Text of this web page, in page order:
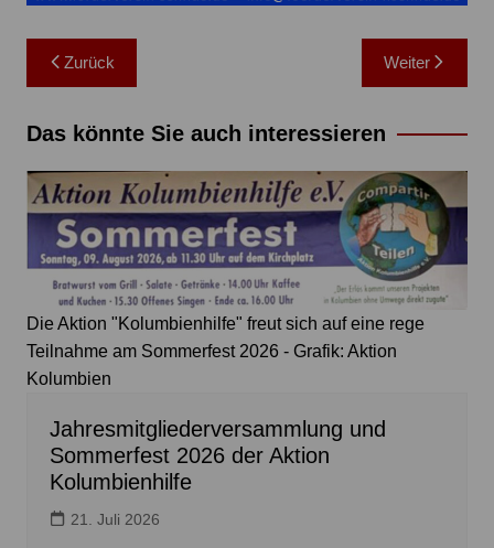
Beitragsnavigation
Zurück Weiter
Das könnte Sie auch interessieren
Die Aktion "Kolumbienhilfe" freut sich auf eine rege
Teilnahme am Sommerfest 2026 - Grafik: Aktion
Kolumbien
Jahresmitgliederversammlung und
Sommerfest 2026 der Aktion
Kolumbienhilfe
21. Juli 2026